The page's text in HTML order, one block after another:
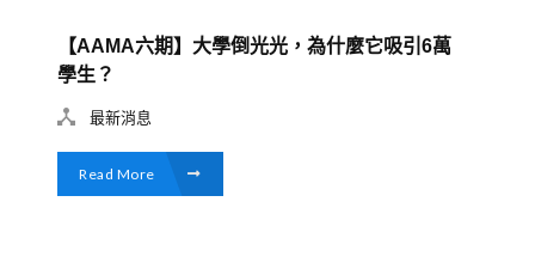
【AAMA六期】大學倒光光，為什麼它吸引6萬
學生？
最新消息
Read More